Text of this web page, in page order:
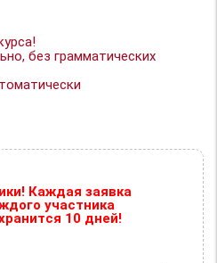
без грамматических
Каждая заявка
участника
10 дней!